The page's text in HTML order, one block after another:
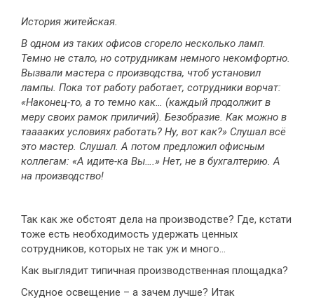
История житейская.
В одном из таких офисов сгорело несколько ламп.
Темно не стало, но сотрудникам немного некомфортно.
Вызвали мастера с производства, чтоб установил
лампы. Пока тот работу работает, сотрудники ворчат:
«Наконец-то, а то темно как… (каждый продолжит в
меру своих рамок приличий). Безобразие. Как можно в
тааааких условиях работать? Ну, вот как?» Слушал всё
это мастер. Слушал. А потом предложил офисным
коллегам: «А идите-ка Вы….» Нет, не в бухгалтерию. А
на производство!
Так как же обстоят дела на производстве? Где, кстати
тоже есть необходимость удержать ценных
сотрудников, которых не так уж и много…
Как выглядит типичная производственная площадка?
Скудное освещение – а зачем лучше? Итак